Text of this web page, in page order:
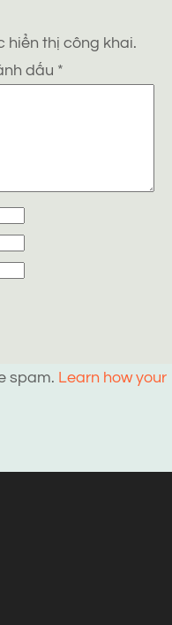
hiển thị công khai.
dấu *
spam. Learn how your